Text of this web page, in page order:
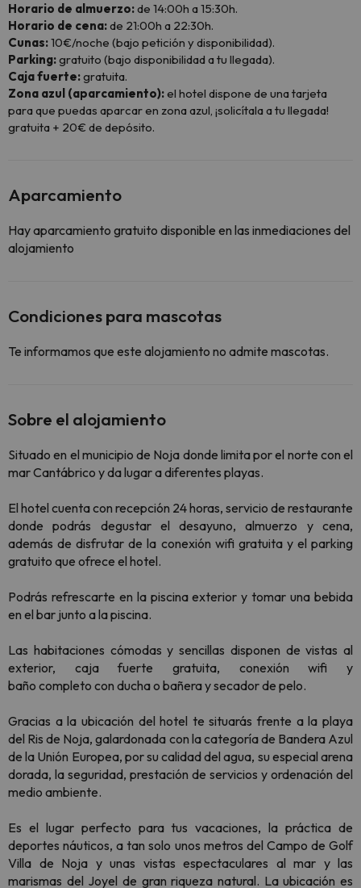
Horario de almuerzo:de 14:00h a 15:30h.
Horario de cena:de 21:00h a 22:30h.
Cunas:10€/noche (bajo petición y disponibilidad).
Parking:gratuito (bajo disponibilidad a tu llegada).
Caja fuerte:gratuita.
Zona azul (aparcamiento):el hotel dispone de una tarjeta
para que puedas aparcar en zona azul, ¡solicítala a tu llegada!
gratuita + 20€ de depósito.
Aparcamiento
Hay aparcamiento gratuito disponible en las inmediaciones del
alojamiento
Condiciones para mascotas
Te informamos que este alojamiento no admite mascotas.
Sobre el alojamiento
Situado en el municipio de Noja donde limita por el norte con el
mar Cantábrico y da lugar a diferentes playas.
El hotel cuenta con recepción 24 horas, servicio de restaurante
donde podrás degustar el desayuno, almuerzo y cena,
además de disfrutar de la conexión wifi gratuita y el parking
gratuito que ofrece el hotel.
Podrás refrescarte en la piscina exterior y tomar una bebida
en el bar junto a la piscina.
Las habitaciones cómodas y sencillas disponen de vistas al
exterior, caja fuerte gratuita, conexión wifi y
baño completo con ducha o bañera y secador de pelo.
Gracias a la ubicación del hotel te situarás frente a la playa
del Ris de Noja, galardonada con la categoría de Bandera Azul
de la Unión Europea, por su calidad del agua, su especial arena
dorada, la seguridad, prestación de servicios y ordenación del
medio ambiente.
Es el lugar perfecto para tus vacaciones, la práctica de
deportes náuticos, a tan solo unos metros del Campo de Golf
Villa de Noja y unas vistas espectaculares al mar y las
marismas del Joyel de gran riqueza natural. La ubicación es